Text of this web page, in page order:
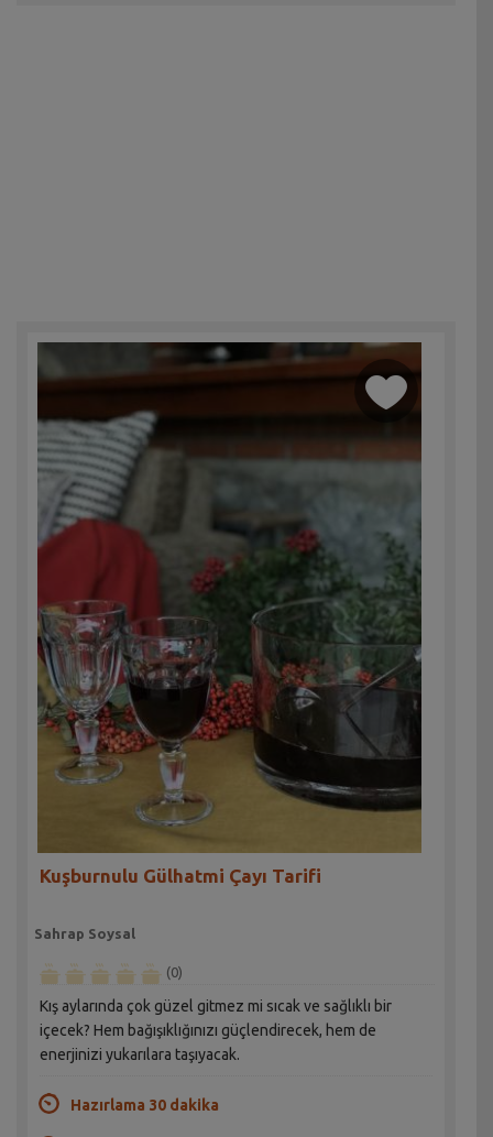
Kuşburnulu Gülhatmi Çayı Tarifi
Sahrap Soysal
(0)
Kış aylarında çok güzel gitmez mi sıcak ve sağlıklı bir
içecek? Hem bağışıklığınızı güçlendirecek, hem de
enerjinizi yukarılara taşıyacak.
Hazırlama 30 dakika